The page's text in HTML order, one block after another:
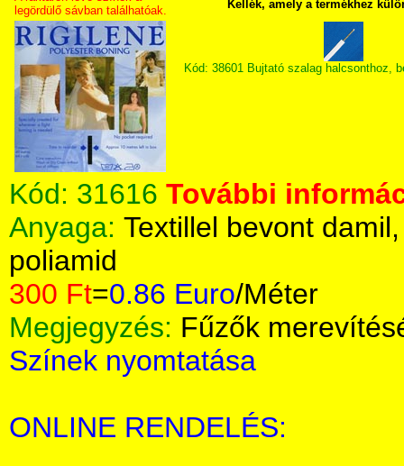
legördülő sávban találhatóak.
Kellék, amely a termékhez
Kód: 38601 Bujtató szalag halcsonthoz,
Kód: 31616 További
Anyaga: Textillel bevont
poliamid
300 Ft=0.86 Euro/Méter
Megjegyzés: Fűzők
Színek nyomtatása
ONLINE RENDELÉS: